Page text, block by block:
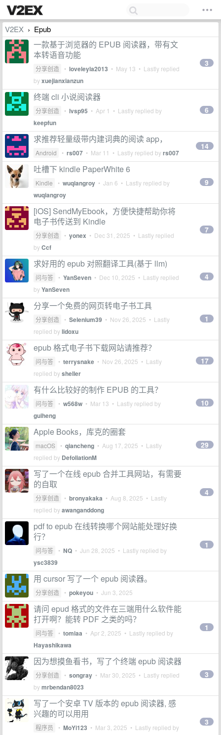
V2EX › Epub
一款基于浏览器的 EPUB 阅读器，带有文
本转语音功能
分享创造 • loveleyla2013 • May 13 • Lastly replied
byxuejianxianzun
3
终端 cli 小说阅读器
分享创造 • lvsp95 • Apr 1 • Lastly replied by
keepfun
6
求推荐轻量级带内建词典的阅读 app，
Android • rs007 • Mar 11 • Lastly replied byrs007
14
吐槽下 kindle PaperWhite 6
Kindle • wuqiangroy • Jan 6 • Lastly replied by
wuqiangroy
9
[iOS] SendMyEbook，方便快捷帮助你将
电子书传送到 Kindle
分享创造 • yonex • Dec 31, 2025 • Lastly replied
byCcf
7
求好用的 epub 对照翻译工具(基于 llm)
问与答 • YanSeven • Dec 10, 2025 • Lastly replied
byYanSeven
4
分享一个免费的网页转电子书工具
分享创造 • Selenium39 • Nov 26, 2025 • Lastly
replied bylidoxu
1
epub 格式电子书下载网站请推荐？
问与答 • terrysnake • Nov 26, 2025 • Lastly
replied bysheller
17
有什么比较好的制作 EPUB 的工具？
问与答 • w568w • Mar 13 • Lastly replied by
guiheng
10
Apple Books，库克的圈套
macOS • qiancheng • Aug 17, 2025 • Lastly
replied by DefoliationM
29
写了一个在线 epub 合并工具网站，有需要
的自取
分享创造 • bronyakaka • Aug 8, 2025 • Lastly
replied byawanganddong
4
pdf to epub 在线转换哪个网站能处理好换
行？
问与答 • NQ • Jun 28, 2025 • Lastly replied by
ysc3839
1
用 cursor 写了一个 epub 阅读器。
分享创造 • pokeyou • Jun 3, 2025
请问 epud 格式的文件在三端用什么软件能
打开啊？能转 PDF 之类的吗？
问与答 • tomiaa • Apr 2, 2025 • Lastly replied by
Hayashikawa
1
因为想摸鱼看书，写了个终端 epub 阅读器
分享创造 • songray • Mar 30, 2025 • Lastly replied
bymrbendan8023
3
写了一个安卓 TV 版本的 epub 阅读器, 感
兴趣的可以用用
程序员 • MoYi123 • Mar 3, 2025 • Lastly replied by
3